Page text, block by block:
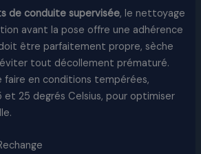
de conduite supervisée, le nettoyage
avant la pose offre une adhérence
être parfaitement propre, sèche
tout décollement prématuré.
faire en conditions tempérées,
et 25 degrés Celsius, pour optimiser